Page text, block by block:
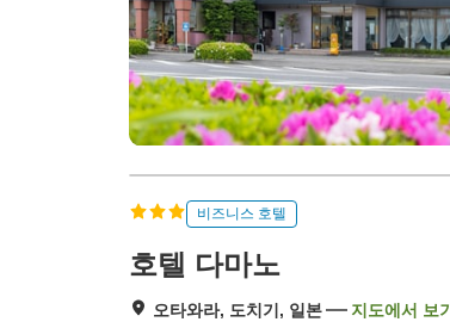
h
비즈니스 호텔
호텔 다마노
오타와라, 도치기, 일본 지도에서 보기